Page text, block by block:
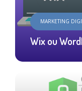
MARKETING
Wix ou